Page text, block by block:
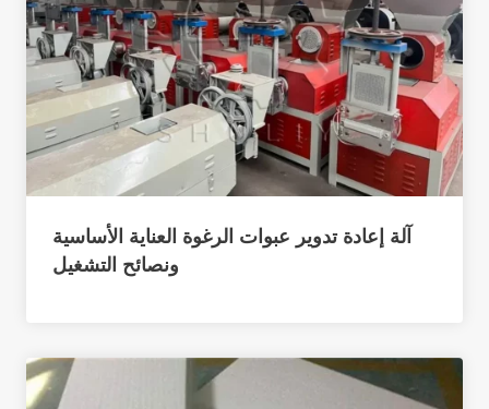
آلة إعادة تدوير عبوات الرغوة العناية الأساسية
ونصائح التشغيل